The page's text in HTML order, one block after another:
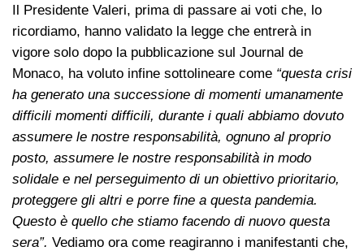
Il Presidente Valeri, prima di passare ai voti che, lo
ricordiamo, hanno validato la legge che entrerà in
vigore solo dopo la pubblicazione sul Journal de
Monaco, ha voluto infine sottolineare come “questa crisi
ha generato una successione di momenti umanamente
difficili momenti difficili, durante i quali abbiamo dovuto
assumere le nostre responsabilità, ognuno al proprio
posto, assumere le nostre responsabilità in modo
solidale e nel perseguimento di un obiettivo prioritario,
proteggere gli altri e porre fine a questa pandemia.
Questo è quello che stiamo facendo di nuovo questa
sera”. Vediamo ora come reagiranno i manifestanti che,